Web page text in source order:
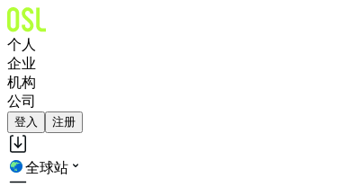
个人
企业
机构
公司
登入 注册
全球站